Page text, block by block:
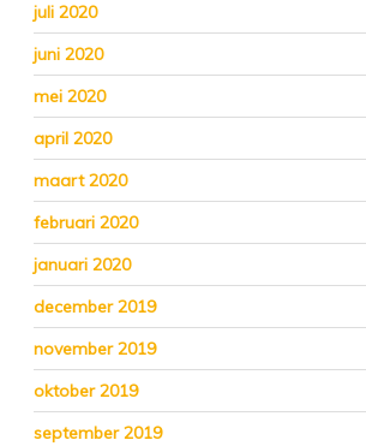
juli 2020
juni 2020
mei 2020
april 2020
maart 2020
februari 2020
januari 2020
december 2019
november 2019
oktober 2019
september 2019